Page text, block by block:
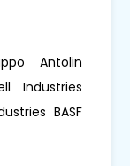
Antolin
Industries
BASF